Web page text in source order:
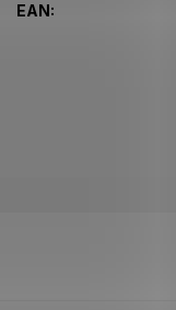
EAN :